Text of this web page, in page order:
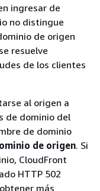
ingresar de
no distingue
de origen
resuelve
de los clientes
al origen a
de dominio del
de dominio
de origen. Si
CloudFront
HTTP 502
más